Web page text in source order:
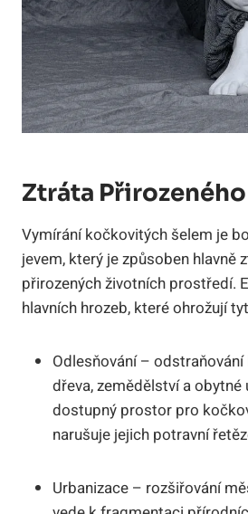
Ztráta
Vymírání kočkovitých šelem je
jevem, který je způsoben hlavně
přirozených životních prostředí.
hlavních hrozeb, které ohrožují
Odlesňování –
dřeva, zemědělství a obytné
dostupný prostor pro
narušuje jejich potravní
Urbanizace – rozšiřování